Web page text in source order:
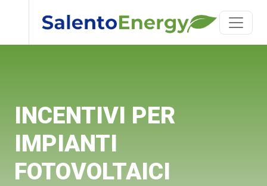
INCENTIVI PER
IMPIANTI
FOTOVOLTAICI